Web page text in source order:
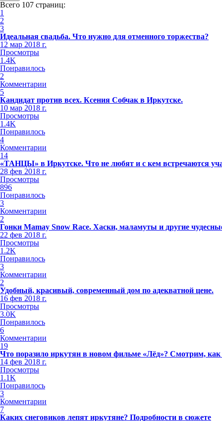
Всего 107 страниц:
1
2
3
Идеальная свадьба. Что нужно для отменного торжества?
12 мар 2018 г.
Просмотры
1.4K
Понравилось
2
Комментарии
5
Кандидат против всех. Ксения Собчак в Иркутске.
10 мар 2018 г.
Просмотры
1.4K
Понравилось
4
Комментарии
14
«ТАНЦЫ» в Иркутске. Что не любят и с кем встречаются
28 фев 2018 г.
Просмотры
896
Понравилось
3
Комментарии
2
Гонки Mamay Snow Race. Хаски, маламуты и другие
22 фев 2018 г.
Просмотры
1.2K
Понравилось
3
Комментарии
2
Удобный, красивый, современный дом по адекватной цене.
16 фев 2018 г.
Просмотры
3.0K
Понравилось
6
Комментарии
19
Что поразило иркутян в новом фильме «Лёд»? Смотрим,
14 фев 2018 г.
Просмотры
1.1K
Понравилось
3
Комментарии
7
Каких снеговиков лепят иркутяне? Подробности в сюжете